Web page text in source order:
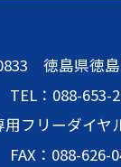
徳島県徳
TEL：088-653-
フリーダイヤ
FAX：088-626-